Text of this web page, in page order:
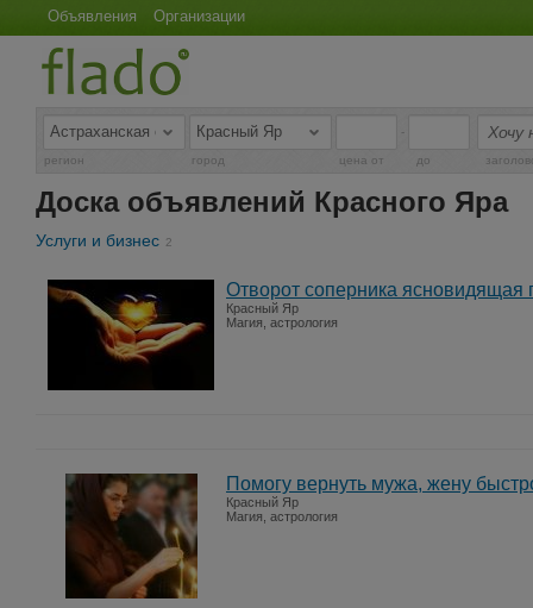
Объявления Организации
-
регион город цена от до
Доска объявлений Красного Яра
Услуги и бизнес 2
Отворот соперника ясновидящая
Красный Яр
Магия, астрология
Помогу вернуть мужа, жену
Красный Яр
Магия, астрология